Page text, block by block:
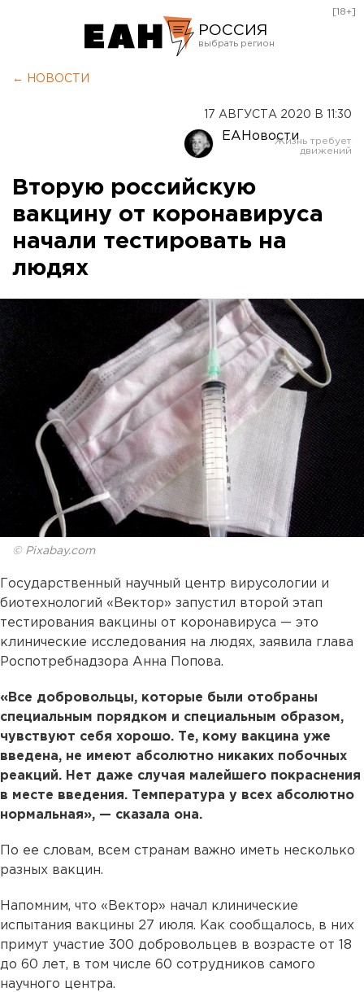
РОССИЯ
Оренбург
[18+]
← НОВОСТИ
17 АВГУСТА 2020 В 11:30
ЕАНовости
Вторую российскую
вакцину от коронавируса
начали тестировать на
людях
© Pixabay.com
Государственный научный центр вирусологии и
биотехнологий «Вектор» запустил второй этап
тестирования вакцины от коронавируса — это
клинические исследования на людях, заявила глава
Роспотребнадзора Анна Попова.
«Все добровольцы, которые были отобраны
специальным порядком и специальным образом,
чувствуют себя хорошо. Те, кому вакцина уже
введена, не имеют абсолютно никаких побочных
реакций. Нет даже случая малейшего покраснения
в месте введения. Температура у всех абсолютно
нормальная», — сказала она.
По ее словам, всем странам важно иметь несколько
разных вакцин.
Напомним, что «Вектор» начал клинические
испытания вакцины 27 июля. Как сообщалось, в них
примут участие 300 добровольцев в возрасте от 18
до 60 лет, в том числе 60 сотрудников самого
научного центра.